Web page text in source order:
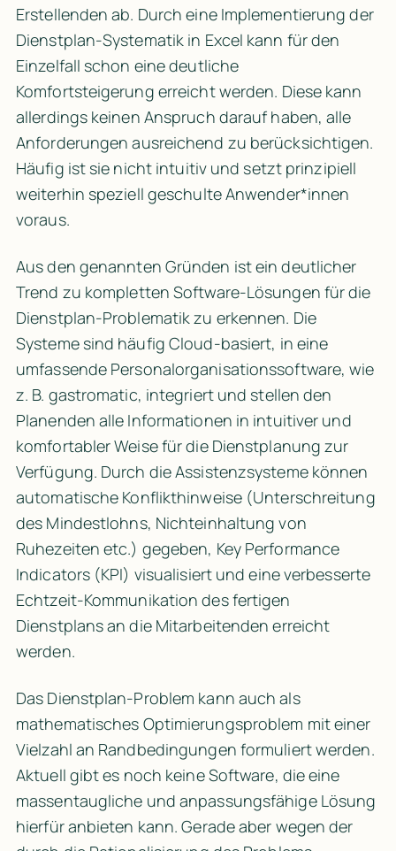
Erstellenden ab. Durch eine Implementierung der
Dienstplan-Systematik in Excel kann für den
Einzelfall schon eine deutliche
Komfortsteigerung erreicht werden. Diese kann
allerdings keinen Anspruch darauf haben, alle
Anforderungen ausreichend zu berücksichtigen.
Häufig ist sie nicht intuitiv und setzt prinzipiell
weiterhin speziell geschulte Anwender*innen
voraus.
Aus den genannten Gründen ist ein deutlicher
Trend zu kompletten Software-Lösungen für die
Dienstplan-Problematik zu erkennen. Die
Systeme sind häufig Cloud-basiert, in eine
umfassende Personalorganisationssoftware, wie
z. B. gastromatic, integriert und stellen den
Planenden alle Informationen in intuitiver und
komfortabler Weise für die Dienstplanung zur
Verfügung. Durch die Assistenzsysteme können
automatische Konflikthinweise (Unterschreitung
des Mindestlohns, Nichteinhaltung von
Ruhezeiten etc.) gegeben, Key Performance
Indicators (KPI) visualisiert und eine verbesserte
Echtzeit-Kommunikation des fertigen
Dienstplans an die Mitarbeitenden erreicht
werden.
Das Dienstplan-Problem kann auch als
mathematisches Optimierungsproblem mit einer
Vielzahl an Randbedingungen formuliert werden.
Aktuell gibt es noch keine Software, die eine
massentaugliche und anpassungsfähige Lösung
hierfür anbieten kann. Gerade aber wegen der